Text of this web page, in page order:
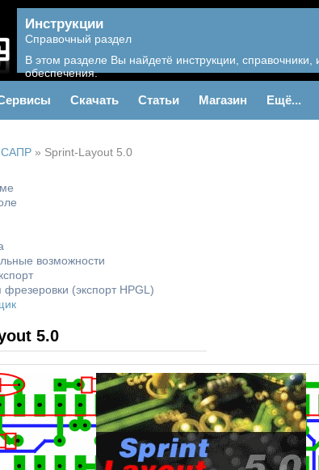
Инструкции
Справочный раздел
В этом разделе Вы найдетё инструкции,
обеспечения.
Скачать Статьи Магазин Ещё...
САПР » Sprint-Layout 5.0
возможности
(экспорт HPGL)
5.0